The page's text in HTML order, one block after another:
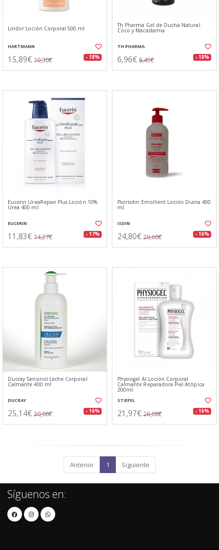
Lindor Loción Corporal 500 ml
HARTMANN
15,89€ 19,30€ - 18%
Th Pharma Gel de Ducha Natural
Coco y Macadamia
TH PHARMA
6,96€ 8,45€ - 18%
Eucerin UreaRepair Plus Loción 10%
Urea 400 ml
EUCERIN
11,83€ 14,27€ - 17%
Psorisdin Emollient Loción Diaria 400
ml
ISDIN
24,80€ 29,66€ - 16%
Ducray Sensinol Leche Corporal
Calmante 400 ml
DUCRAY
25,14€ 30,06€ - 16%
Physiogel AI Loción Corporal
Calmante Reparadora Piel Atópica
200ml
STIEFEL
21,97€ 26,08€ - 16%
Anterior 1 Siguiente
Síguenos en: